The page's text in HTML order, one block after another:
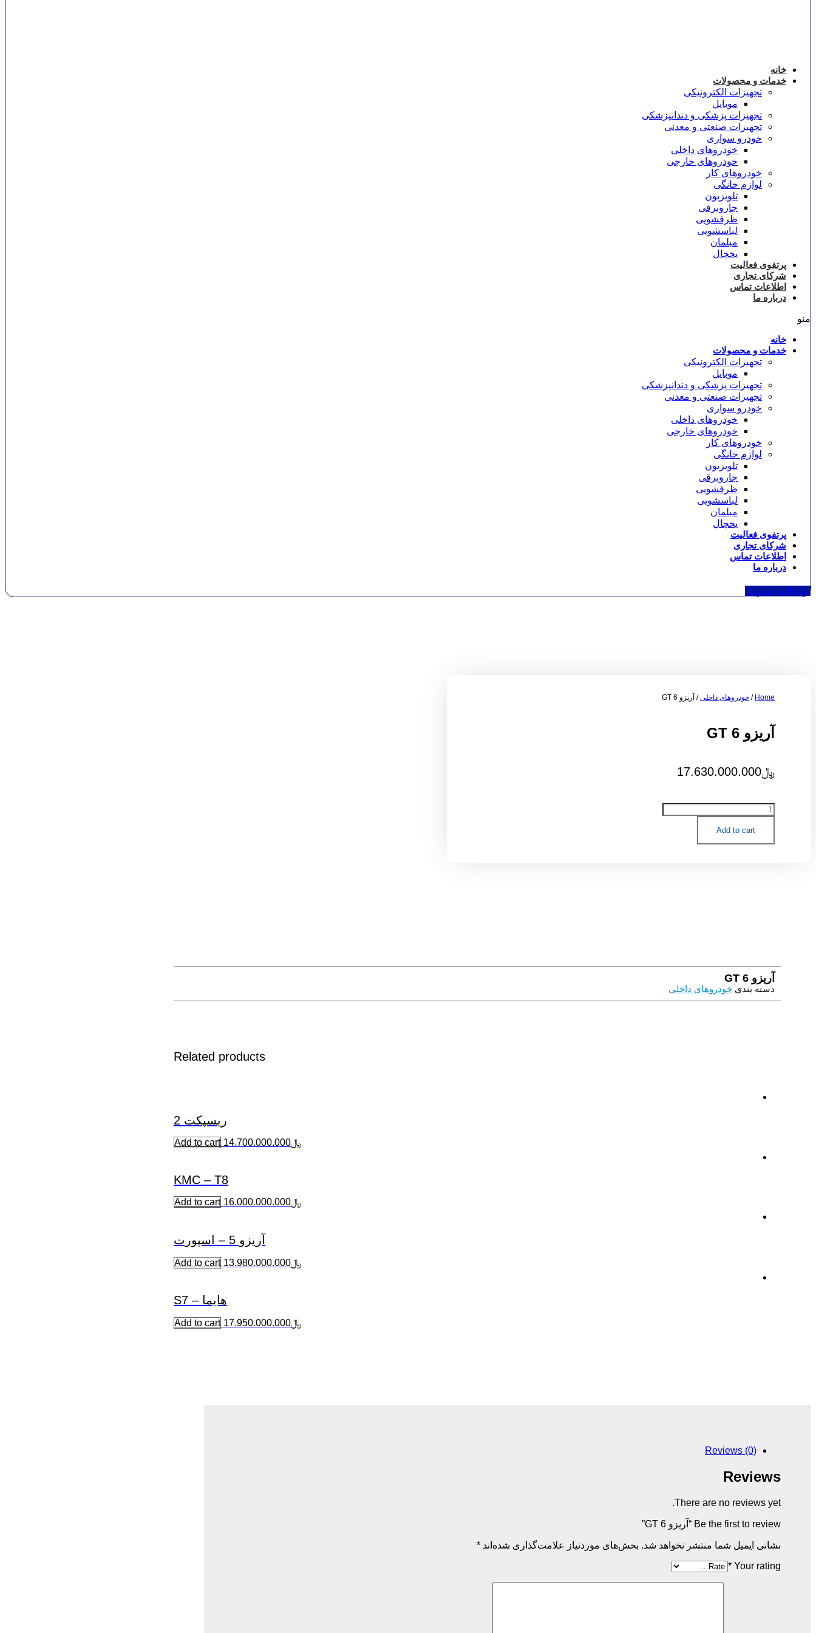
خانه
خدمات و محصولات
تجهیزات الکترونیکی
موبایل
تجهیزات پزشکی و دندانپزشکی
تجهیزات صنعتی و معدنی
خودرو سواری
خودروهای داخلی
خودروهای خارجی
خودروهای کار
لوازم خانگی
تلویزیون
جاروبرقی
ظرفشویی
لباسشویی
مبلمان
یخچال
پرتفوی فعالیت
شرکای تجاری
اطلاعات تماس
درباره ما
منو
خانه
خدمات و محصولات
تجهیزات الکترونیکی
موبایل
تجهیزات پزشکی و دندانپزشکی
تجهیزات صنعتی و معدنی
خودرو سواری
خودروهای داخلی
خودروهای خارجی
خودروهای کار
لوازم خانگی
تلویزیون
جاروبرقی
ظرفشویی
لباسشویی
مبلمان
یخچال
پرتفوی فعالیت
شرکای تجاری
اطلاعات تماس
درباره ما
ارتباط با مدیریت
Home
/ خودروهای داخلی/ آریزو 6 GT
آریزو 6 GT
﷼17.630.000.000
آریزو
6
quantity
Add to cart
آریزو 6 GT
دسته بندی خودروهای داخلی
Related products
ریسپکت 2
﷼14.700.000.000
Add to cart
KMC – T8
﷼16.000.000.000
Add to cart
آریزو 5 – اسپورت
﷼13.980.000.000
Add to cart
هایما – S7
﷼17.950.000.000
Add to cart
Reviews (0)
Reviews
There are no reviews yet.
Be the first to review “آریزو 6 GT”
نشانی ایمیل شما منتشر نخواهد شد. بخش‌های موردنیاز علامت‌گذاری شده‌اند *
Your rating
*